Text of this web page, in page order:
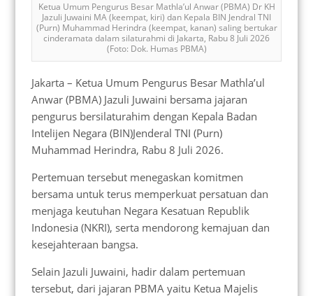
Ketua Umum Pengurus Besar Mathla’ul Anwar (PBMA) Dr KH
Jazuli Juwaini MA (keempat, kiri) dan Kepala BIN Jendral TNI
(Purn) Muhammad Herindra (keempat, kanan) saling bertukar
cinderamata dalam silaturahmi di Jakarta, Rabu 8 Juli 2026
(Foto: Dok. Humas PBMA)
Jakarta – Ketua Umum Pengurus Besar Mathla’ul
Anwar (PBMA) Jazuli Juwaini bersama jajaran
pengurus bersilaturahim dengan Kepala Badan
Intelijen Negara (BIN)Jenderal TNI (Purn)
Muhammad Herindra, Rabu 8 Juli 2026.
Pertemuan tersebut menegaskan komitmen
bersama untuk terus memperkuat persatuan dan
menjaga keutuhan Negara Kesatuan Republik
Indonesia (NKRI), serta mendorong kemajuan dan
kesejahteraan bangsa.
Selain Jazuli Juwaini, hadir dalam pertemuan
tersebut, dari jajaran PBMA yaitu Ketua Majelis